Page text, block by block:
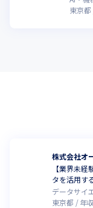
東京都
株式会社オ
【業界未
タを活用す
データサイ
東京都
年